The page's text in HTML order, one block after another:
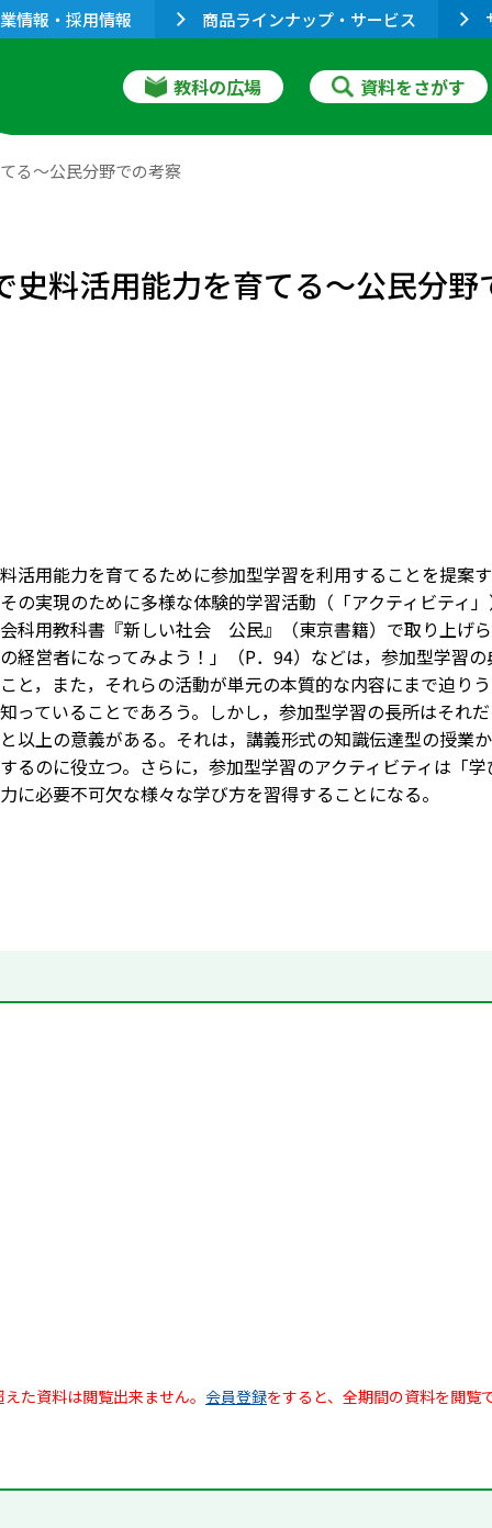
情報・採用情報 商品ラインナップ・サービス
教科の広場 資料をさがす
る～公民分野での考察
料活用能力を育てる～公民分野
活用能力を育てるために参加型学習を利用することを提案
の実現のために多様な体験的学習活動（「アクティビティ
科用教科書『新しい社会 公民』（東京書籍）で取り上げ
経営者になってみよう！」（P．94）などは，参加型学習
と，また，それらの活動が単元の本質的な内容にまで迫り
っていることであろう。しかし，参加型学習の長所はそれ
以上の意義がある。それは，講義形式の知識伝達型の授業
るのに役立つ。さらに，参加型学習のアクティビティは「
に必要不可欠な様々な学び方を習得することになる。
た資料は閲覧出来ません。 会員登録をすると、全期間の資料を閲覧